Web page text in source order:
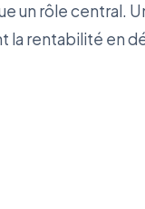
un rôle central.
la rentabilité en